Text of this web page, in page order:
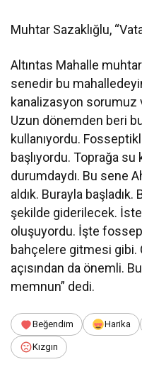
Muhtar Sazaklığlu,
Altıntas Mahalle
senedir bu
kanalizasyon sorumuz
Uzun dönemden beri
kullanıyordu.
başlıyordu. Toprağa su
durumdaydı. Bu sene
aldık. Burayla
şekilde giderilecek.
oluşuyordu. İşte
bahçelere gitmesi gibi.
açısından da önemli.
memnun” dedi.
Beğendim Harika
Kızgın